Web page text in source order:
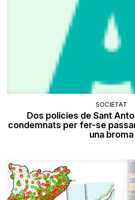
SOCIETAT
Dos policies de Sant
condemnats per fer-se
una broma